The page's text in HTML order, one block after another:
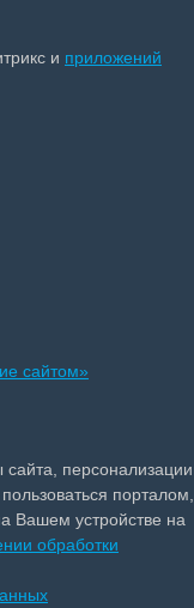
и приложений
сайтом»
персонализации
порталом,
Вашем устройстве на
обработки